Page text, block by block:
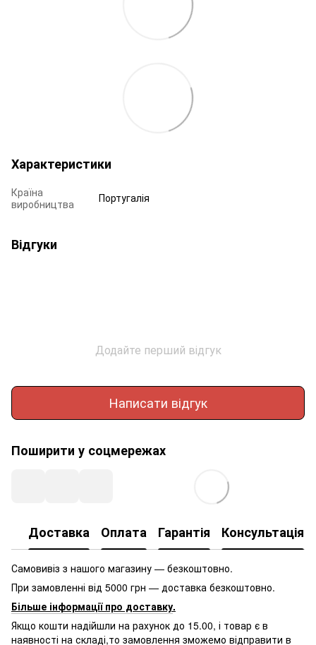
Характеристики
Країна
виробництва
Португалія
Відгуки
Додайте перший відгук
Написати відгук
Поширити у соцмережах
Доставка Оплата Гарантія Консультація
Самовивіз з нашого магазину — безкоштовно.
При замовленні від 5000 грн — доставка безкоштовно.
Більше інформації про доставку.
Якщо кошти надійшли на рахунок до 15.00, і товар є в
наявності на складі,то замовлення зможемо відправити в